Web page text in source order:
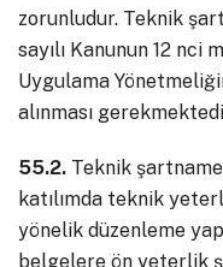
zorunludur. Teknik
sayılı Kanunun 12 nci
Uygulama
alınması
55.2. Teknik
katılımda teknik
yönelik düzenleme
belgelere ön yeterlik